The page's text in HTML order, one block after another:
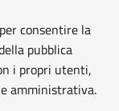
consentire la
pubblica
i propri utenti,
amministrativa.